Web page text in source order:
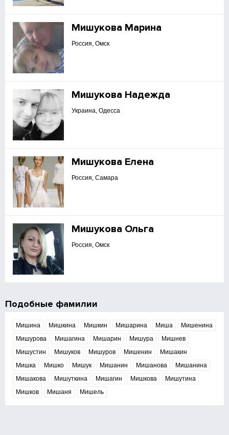
Мишукова Марина
Россия, Омск
Мишукова Надежда
Украина, Одесса
Мишукова Елена
Россия, Самара
Мишукова Ольга
Россия, Омск
Подобные фамилии
Мишина Мишкина Мишкин Мишарина Миша
Мишенина
Мишурова
Мишагина Мишарин Мишура
Мишнев
Мишустин
Мишуков Мишуров Мишенин
Мишакин
Мишка
Мишко Мишук Мишанин Мишанова
Мишанина
Мишакова
Мишуткина Мишагин Мишкова
Мишутина
Мишков
Мишаня Мишель